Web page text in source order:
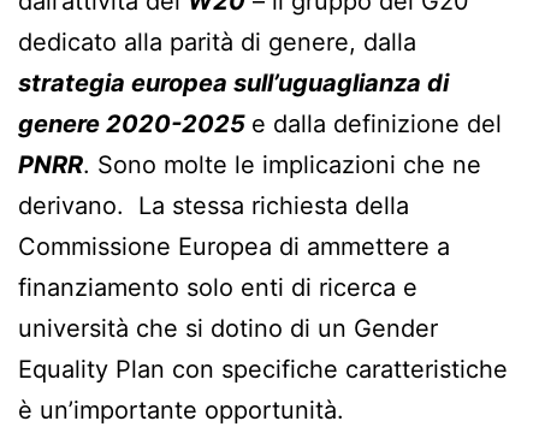
dedicato alla parità di genere, dalla
strategia europea sull’uguaglianza di
genere 2020-2025 e dalla definizione del
PNRR. Sono molte le implicazioni che ne
derivano. La stessa richiesta della
Commissione Europea di ammettere a
finanziamento solo enti di ricerca e
università che si dotino di un Gender
Equality Plan con specifiche caratteristiche
è un’importante opportunità.